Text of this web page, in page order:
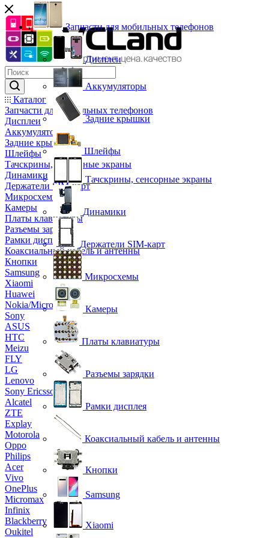
Каталог
Запчасти для мобильных телефонов
Дисплеи
Аккумуляторы
Задние крышки
Шлейфы
Тачскрины, сенсорные экраны
Динамики
Держатели SIM-карт
Микросхемы
Камеры
Платы клавиатуры
Разъемы зарядки
Рамки дисплея
Коаксиальный кабель и антенны
Кнопки
Samsung
Xiaomi
Huawei
Nokia/Microsoft
Sony
ASUS
HTC
Meizu
FLY
LG
Lenovo
Sony Ericsson
Alcatel
ZTE
Explay
Motorola
Oppo
Philips
Acer
Vivo
OnePlus
Micromax
Infinix
Blackberry
Oukitel
Запчасти для мобильных телефонов
Дисплеи
Аккумуляторы
Задние крышки
Шлейфы
Тачскрины, сенсорные экраны
Динамики
Держатели SIM-карт
Микросхемы
Камеры
Платы клавиатуры
Разъемы зарядки
Рамки дисплея
Коаксиальный кабель и антенны
Кнопки
Samsung
Xiaomi